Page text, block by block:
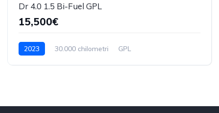
Dr 4.0 1.5 Bi-Fuel GPL
15,500€
2023 30.000 chilometri GPL